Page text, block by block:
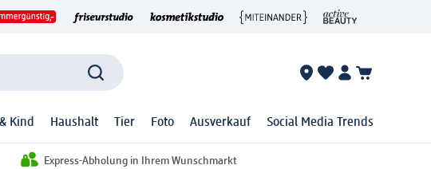
Kind Haushalt Tier Foto Ausverkauf Social Media Trends
Express-Abholung in Ihrem Wunschmarkt